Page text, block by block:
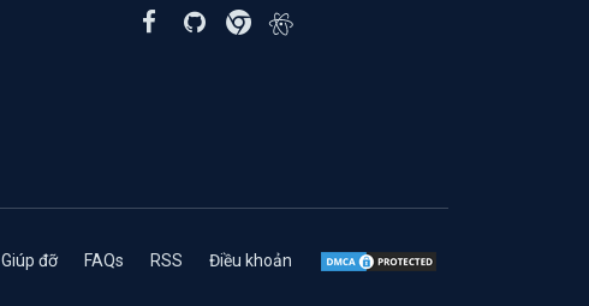
Giúp đỡ FAQs RSS Điều khoản